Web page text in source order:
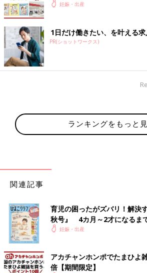
妊娠・出産
1日だけ働きたい、を叶える求
PR(ショットワークス)
ランキングをもっと
関連記事
育児の困ったがズバリ！解決
秋号』 4カ月～2才になるま
いっぱい！
妊娠・出産
アカチャンホンポでたまひよ
倍【期間限定】